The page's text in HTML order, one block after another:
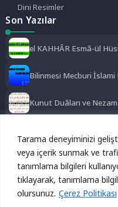
Tarama deneyiminizi
veya içerik sunmak ve
tanımlama bilgileri
tıklayarak, tanımlama
olursunuz. Çerez Politikası
Dini Resimler
Son Yazılar
el KAHHÂR Esmâ-ül
Bilinmesi Mecburi İslami
Kunut Duâları ve
Sosyal Medya
Instagram
LinkedIn
Bu site, kullanıcı
kullanmaktadır. Devam